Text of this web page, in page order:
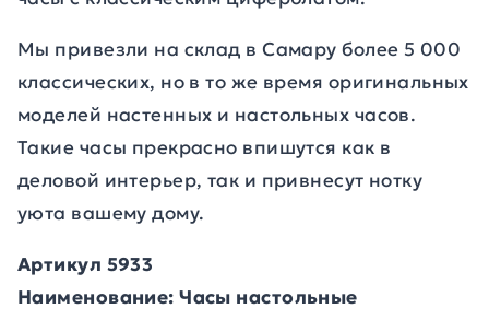
Мы привезли на склад в Самару более 5 000
классических, но в то же время оригинальных
моделей настенных и настольных часов.
Такие часы прекрасно впишутся как в
деловой интерьер, так и привнесут нотку
уюта вашему дому.
Артикул 5933
Наименование: Часы настольные